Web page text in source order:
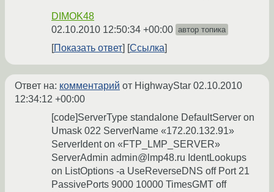
DIMOK48
02.10.2010 12:50:34 +00:00 автор топика
Показать ответ Ссылка
Ответ на: комментарий от HighwayStar 02.10.2010
12:34:12 +00:00
[code]ServerType standalone DefaultServer on
Umask 022 ServerName «172.20.132.91»
ServerIdent on «FTP_LMP_SERVER»
ServerAdmin admin@lmp48.ru IdentLookups
on ListOptions -a UseReverseDNS off Port 21
PassivePorts 9000 10000 TimesGMT off